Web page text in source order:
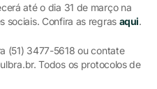
até o dia 31 de março na
sociais. Confira as regras aqui.
(51) 3477-5618 ou contate
Todos os protocolos de